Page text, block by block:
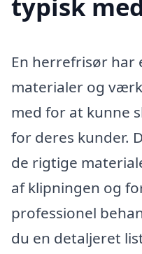
typisk
En herrefrisør har
materialer og
med for at kunne
for deres kunder.
de rigtige
af klipningen og
professionel
du en detaljeret